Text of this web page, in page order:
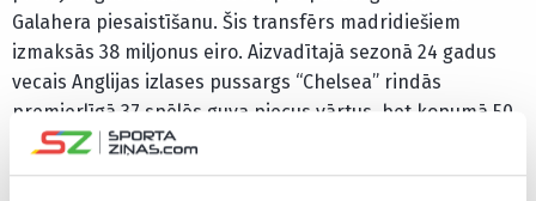
Galahera piesaistīšanu. Šis transfērs madridiešiem
izmaksās 38 miljonus eiro. Aizvadītajā sezonā 24 gadus
vecais Anglijas izlases pussargs “Chelsea” rindās
premjerlīgā 37 spēlēs guva piecus vārtus, bet kopumā 50
mačos izcēlās ar septiņiem trāpīgiem sitieniem. Anglijas
izlasē Galahers aizvadījis 18 spēles, esot vienības sastāvā